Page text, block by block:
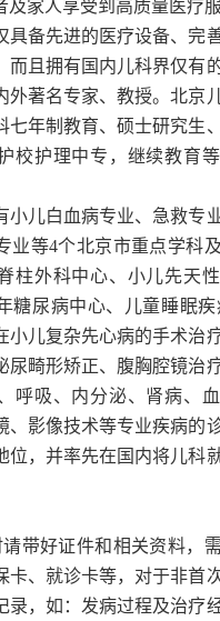
家人享受到高质量医疗服
具备先进的医疗设备、完
而且拥有国内儿科界仅有
外著名专家、教授。北京
七年制教育、硕士研究生
校护理中专，继续教育
小儿白血病专业、急救专
业等4个北京市重点学科
柱外科中心、小儿先天
糖尿病中心、儿童睡眠
小儿复杂先心病的手术治
尿畸形矫正、腹胸腔镜治
呼吸、内分泌、肾病、
、影像技术等专业疾病的
位，并率先在国内将儿科
带好证件和相关资料，
卡、就诊卡等，对于非首
录，如：发病过程及治疗